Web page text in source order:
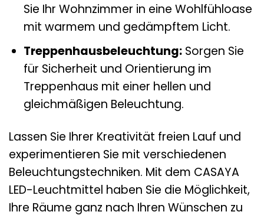
Sie Ihr Wohnzimmer in eine Wohlfühloase
mit warmem und gedämpftem Licht.
Treppenhausbeleuchtung:Sorgen Sie
für Sicherheit und Orientierung im
Treppenhaus mit einer hellen und
gleichmäßigen Beleuchtung.
Lassen Sie Ihrer Kreativität freien Lauf und
experimentieren Sie mit verschiedenen
Beleuchtungstechniken. Mit dem CASAYA
LED-Leuchtmittel haben Sie die Möglichkeit,
Ihre Räume ganz nach Ihren Wünschen zu